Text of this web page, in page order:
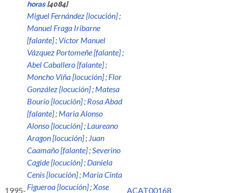
1995-
horas[4084]
Miguel Fernández [locución];
Manuel Fraga Iribarne
[falante]; Víctor Manuel
Vázquez Portomeñe [falante];
Abel Caballero [falante];
Moncho Viña [locución]; Flor
González [locución]; Matesa
Bourío [locución]; Rosa Abad
[falante]; Maria Alonso
Alonso [locución]; Laureano
Aragon [locución]; Juan
Caamaño [falante];Severino
Cagide [locución]; Daniela
Cenis [locución]; Maria Cinta
Figueroa [locución];Xose
ACAT00168